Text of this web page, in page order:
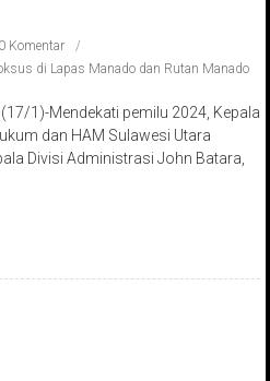
0 Komentar
di Lapas Manado dan Rutan Manado
1)-Mendekati pemilu 2024, Kepala
dan HAM Sulawesi Utara
Divisi Administrasi John Batara,